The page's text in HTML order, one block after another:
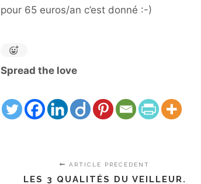
pour 65 euros/an c’est donné :-)
Spread the love
ARTICLE PRÉCÉDENT
LES 3 QUALITÉS DU VEILLEUR.